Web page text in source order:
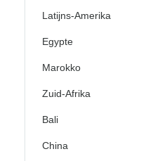
Latijns-Amerika
Egypte
Marokko
Zuid-Afrika
Bali
China